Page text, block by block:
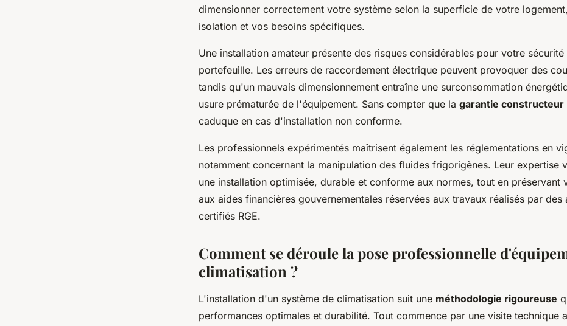
dimensionner correctement votre système selon la superficie de votre
isolation et vos besoins spécifiques.
Une installation amateur présente des risques considérables pour votre
portefeuille. Les erreurs de raccordement électrique peuvent provoquer des
tandis qu'un mauvais dimensionnement entraîne une surconsommation
usure prématurée de l'équipement. Sans compter que la garantie constructeur
caduque en cas d'installation non conforme.
Les professionnels expérimentés maîtrisent également les réglementations en
notamment concernant la manipulation des fluides frigorigènes. Leur expertise
une installation optimisée, durable et conforme aux normes, tout en préservant
aux aides financières gouvernementales réservées aux travaux réalisés par des
certifiés RGE.
Comment se déroule la pose professionnelle
climatisation ?
L'installation d'un système de climatisation suit une méthodologie rigoureuse
performances optimales et durabilité. Tout commence par une visite technique